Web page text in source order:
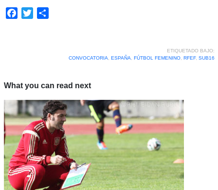
Facebook
Twitter
ETIQUETADO BAJO:
CONVOCATORIA
ESPAÑA FÚTBOL FEMENINO, RFEF, SUB16
What you can read next